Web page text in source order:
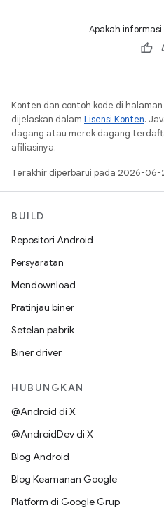
Apakah
Konten dan contoh kode di
dijelaskan dalam Lisensi Konten.
dagang atau merek dagang
afiliasinya.
Terakhir diperbarui pada 2026-06-
BUILD
Repositori Android
Persyaratan
Mendownload
Pratinjau biner
Setelan pabrik
Biner driver
HUBUNGKAN
@Android di X
@AndroidDev di X
Blog Android
Blog Keamanan Google
Platform di Google Grup